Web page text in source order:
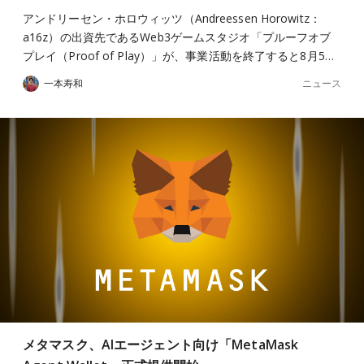
アンドリーセン・ホロウィッツ（Andreessen Horowitz：
a16z）の出資先であるWeb3ゲームスタジオ「プルーフオブ
プレイ（Proof of Play）」が、事業活動を終了すると8月5…
一本寿和 ニュース
メタマスク、AIエージェント向け「MetaMask